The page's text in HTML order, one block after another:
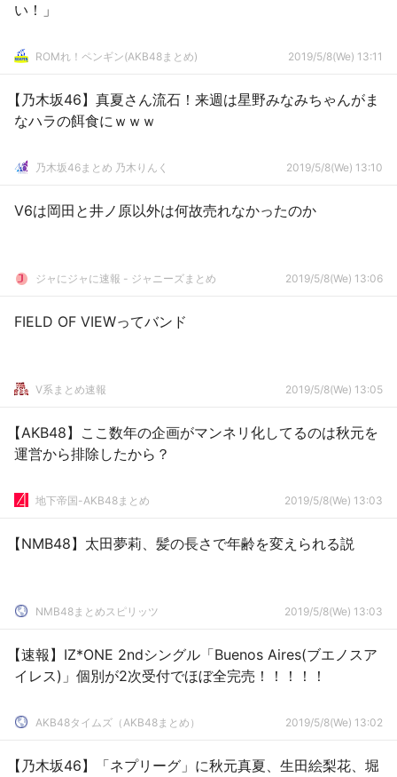
い！」
ROMれ！ペンギン(AKB48まとめ) 2019/5/8(We) 13:11
【乃木坂46】真夏さん流石！来週は星野みなみちゃんがま
なハラの餌食にｗｗｗ
乃木坂46まとめ 乃木りんく 2019/5/8(We) 13:10
V6は岡田と井ノ原以外は何故売れなかったのか
ジャにジャに速報 - ジャニーズまとめ 2019/5/8(We) 13:06
FIELD OF VIEWってバンド
V系まとめ速報 2019/5/8(We) 13:05
【AKB48】ここ数年の企画がマンネリ化してるのは秋元を
運営から排除したから？
地下帝国-AKB48まとめ 2019/5/8(We) 13:03
【NMB48】太田夢莉、髪の長さで年齢を変えられる説
NMB48まとめスピリッツ 2019/5/8(We) 13:03
【速報】IZ*ONE 2ndシングル「Buenos Aires(ブエノスア
イレス)」個別が2次受付でほぼ全完売！！！！！
AKB48タイムズ（AKB48まとめ） 2019/5/8(We) 13:02
【乃木坂46】「ネプリーグ」に秋元真夏、生田絵梨花、堀